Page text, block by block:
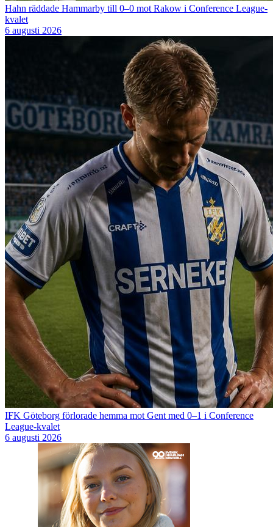
Hahn räddade Hammarby till 0–0 mot Rakow i Conference League-
kvalet
6 augusti 2026
IFK Göteborg förlorade hemma mot Gent med 0–1 i Conference
League-kvalet
6 augusti 2026